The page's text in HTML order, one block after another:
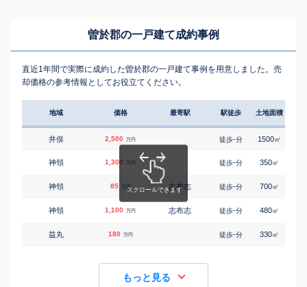
曽於郡の一戸建て成約事例
直近1年間で実際に成約した曽於郡の一戸建て事例を用意しました。売
却価格の参考情報としてお役立てください。
地域 価格 最寄駅 駅徒歩 土地面積
井俣 2,500 万円 徒歩-分 1500㎡
神領 1,300 万円 徒歩-分 350㎡
神領 85 万円 志布志 徒歩-分 700㎡
神領 1,100 万円 志布志 徒歩-分 480㎡
益丸 180 万円 徒歩-分 330㎡
もっと見る